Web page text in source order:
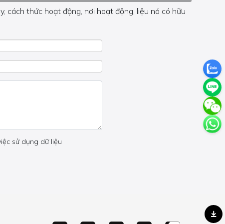
cách thức hoạt động, nơi hoạt động, liệu nó có hữu
trang đó.
sử dụng dữ liệu